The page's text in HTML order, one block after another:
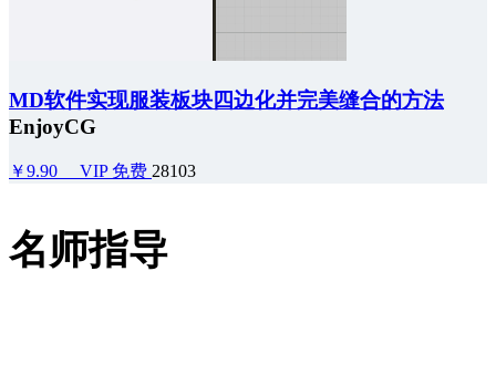
MD软件实现服装板块四边化并完美缝合的方法
EnjoyCG
￥9.90 VIP 免费 28103
名师指导